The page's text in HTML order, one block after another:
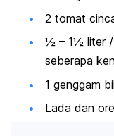
2 tomat
½ – 1½ liter /
seberapa
1 genggam
Lada dan